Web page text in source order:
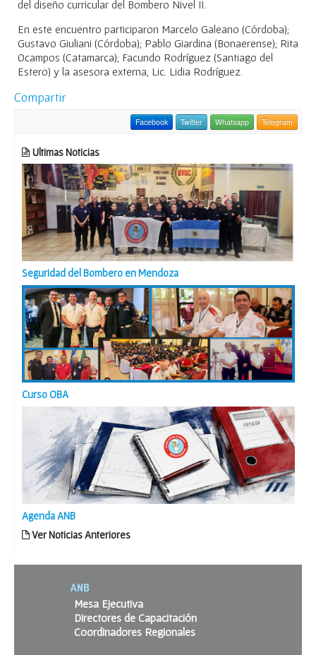
del diseño curricular del Bombero Nivel II.
En este encuentro participaron Marcelo Galeano (Córdoba);
Gustavo Giuliani (Córdoba); Pablo Giardina (Bonaerense); Rita
Ocampos (Catamarca); Facundo Rodríguez (Santiago del
Estero) y la asesora externa, Lic. Lidia Rodríguez.
Compartir
Facebook Twitter Whatsapp Telegram
Ultimas Noticias
Seguridad del Bombero en Mendoza
Curso OBA
Agenda ANB
Ver Noticias Anteriores
ANB
Mesa Ejecutiva
Directores de Capacitación
Coordinadores Regionales